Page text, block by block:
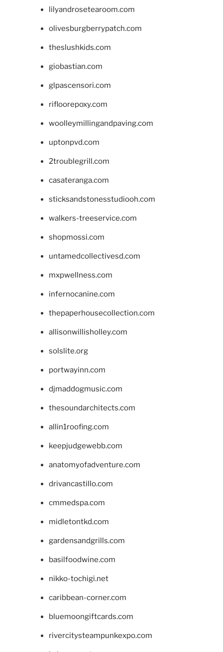
lilyandrosetearoom.com
olivesburgberrypatch.com
theslushkids.com
giobastian.com
glpascensori.com
rifloorepoxy.com
woolleymillingandpaving.com
uptonpvd.com
2troublegrill.com
casateranga.com
sticksandstonesstudiooh.com
walkers-treeservice.com
shopmossi.com
untamedcollectivesd.com
mxpwellness.com
infernocanine.com
thepaperhousecollection.com
allisonwillisholley.com
solslite.org
portwayinn.com
djmaddogmusic.com
thesoundarchitects.com
allin1roofing.com
keepjudgewebb.com
anatomyofadventure.com
drivancastillo.com
cmmedspa.com
midletontkd.com
gardensandgrills.com
basilfoodwine.com
nikko-tochigi.net
caribbean-corner.com
bluemoongiftcards.com
rivercitysteampunkexpo.com